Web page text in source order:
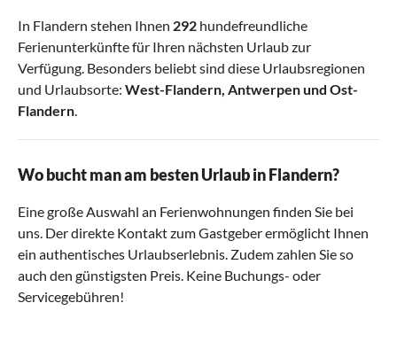
In Flandern stehen Ihnen 292 hundefreundliche
Ferienunterkünfte für Ihren nächsten Urlaub zur
Verfügung. Besonders beliebt sind diese Urlaubsregionen
und Urlaubsorte: West-Flandern, Antwerpenund Ost-
Flandern.
Wo bucht man am besten Urlaub in Flandern?
Eine große Auswahl an Ferienwohnungen finden Sie bei
uns. Der direkte Kontakt zum Gastgeber ermöglicht Ihnen
ein authentisches Urlaubserlebnis. Zudem zahlen Sie so
auch den günstigsten Preis. Keine Buchungs- oder
Servicegebühren!